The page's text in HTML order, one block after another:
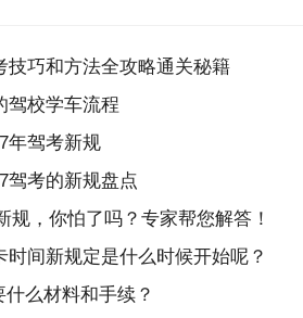
技巧和方法全攻略通关秘籍
驾校学车流程
年驾考新规
驾考的新规盘点
规，你怕了吗？专家帮您解答！
时间新规定是什么时候开始呢？
么材料和手续？